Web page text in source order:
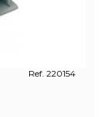
Ref. 220154